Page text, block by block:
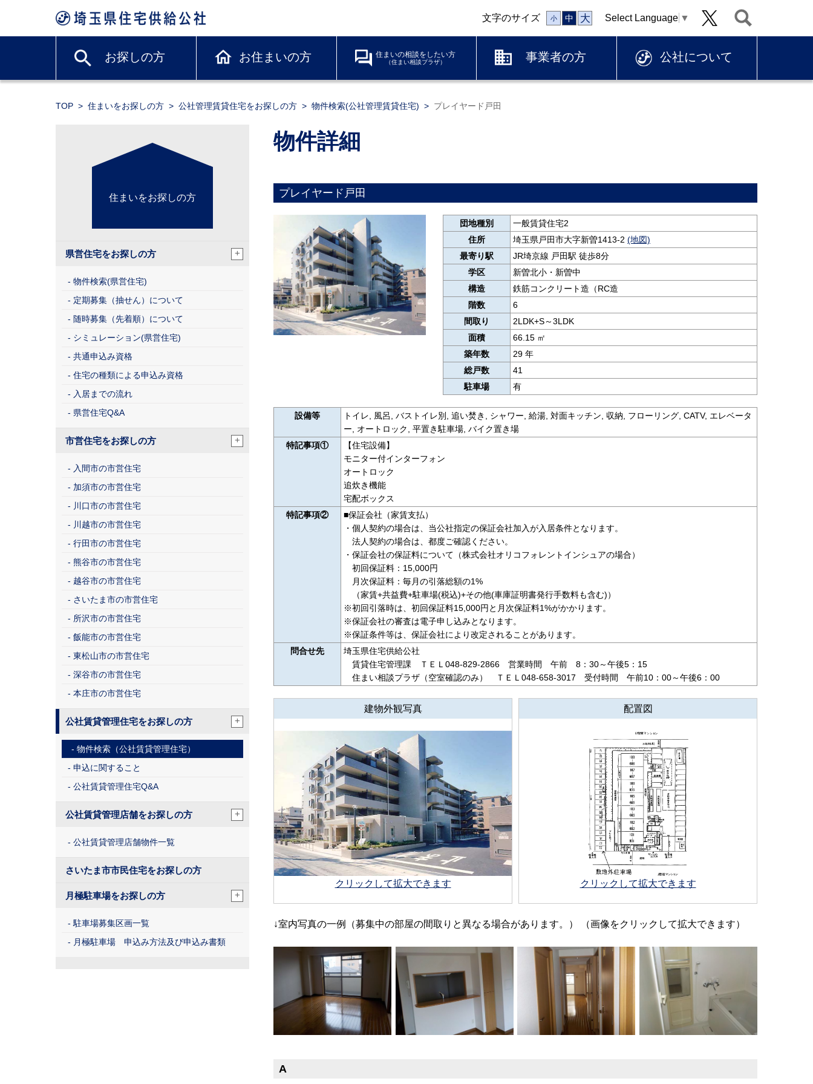
文字のサイズ 小 中 大 Select Language ▼
お探しの方 お住まいの方 住まいの相談をしたい方
（住まい相談プラザ） 事業者の方 公社について
TOP 住まいをお探しの方 公社管理賃貸住宅をお探しの方 物件検索(公社管理賃貸住宅) プレイヤード戸田
住まいをお探しの方
県営住宅をお探しの方 +
物件検索(県営住宅)
定期募集（抽せん）について
随時募集（先着順）について
シミュレーション(県営住宅)
共通申込み資格
住宅の種類による申込み資格
入居までの流れ
県営住宅Q&A
市営住宅をお探しの方 +
入間市の市営住宅
加須市の市営住宅
川口市の市営住宅
川越市の市営住宅
行田市の市営住宅
熊谷市の市営住宅
越谷市の市営住宅
さいたま市の市営住宅
所沢市の市営住宅
飯能市の市営住宅
東松山市の市営住宅
深谷市の市営住宅
本庄市の市営住宅
公社賃貸管理住宅をお探しの方 +
物件検索（公社賃貸管理住宅）
申込に関すること
公社賃貸管理住宅Q&A
公社賃貸管理店舗をお探しの方 +
公社賃貸管理店舗物件一覧
さいたま市市民住宅をお探しの方
月極駐車場をお探しの方 +
駐車場募集区画一覧
月極駐車場 申込み方法及び申込み書類
物件詳細
プレイヤード戸田
団地種別
一般賃貸住宅2
住所
埼玉県戸田市大字新曽1413-2 (地図)
最寄り駅
JR埼京線 戸田駅 徒歩8分
学区
新曽北小・新曽中
構造
鉄筋コンクリート造（RC造
階数
6
間取り
2LDK+S～3LDK
面積
66.15 ㎡
築年数
29 年
総戸数
41
駐車場
有
設備等
トイレ, 風呂, バストイレ別, 追い焚き, シャワー, 給湯, 対面キッチン, 収納, フローリング, CATV, エレベータ
ー, オートロック, 平置き駐車場, バイク置き場
特記事項①
【住宅設備】
モニター付インターフォン
オートロック
追炊き機能
宅配ボックス
特記事項②
■保証会社（家賃支払）
・個人契約の場合は、当公社指定の保証会社加入が入居条件となります。
法人契約の場合は、都度ご確認ください。
・保証会社の保証料について（株式会社オリコフォレントインシュアの場合）
初回保証料：15,000円
月次保証料：毎月の引落総額の1%
（家賃+共益費+駐車場(税込)+その他(車庫証明書発行手数料も含む)）
※初回引落時は、初回保証料15,000円と月次保証料1%がかかります。
※保証会社の審査は電子申し込みとなります。
※保証条件等は、保証会社により改定されることがあります。
問合せ先
埼玉県住宅供給公社
賃貸住宅管理課 ＴＥＬ048-829-2866 営業時間 午前 8：30～午後5：15
住まい相談プラザ（空室確認のみ） ＴＥＬ048-658-3017 受付時間 午前10：00～午後6：00
建物外観写真
クリックして拡大できます
配置図
クリックして拡大できます
↓室内写真の一例（募集中の部屋の間取りと異なる場合があります。） （画像をクリックして拡大できます）
A